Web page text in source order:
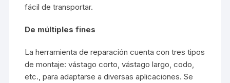
fácil de transportar.
De múltiples fines
La herramienta de reparación cuenta con tres tipos
de montaje: vástago corto, vástago largo, codo,
etc., para adaptarse a diversas aplicaciones. Se